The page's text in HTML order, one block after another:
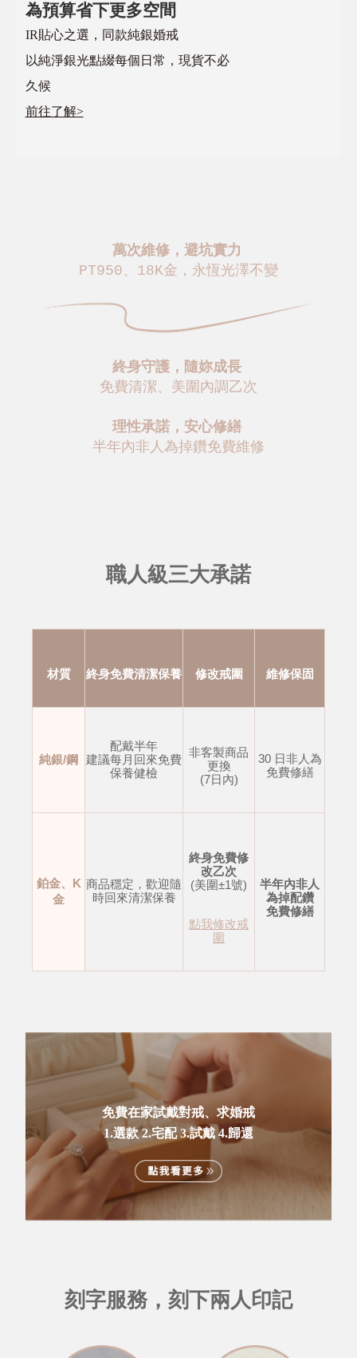
為預算省下更多空間
IR貼心之選，同款純銀婚戒
以純淨銀光點綴每個日常，現貨不必
久候
前往了解>
萬次維修，避坑實力
PT950、18K金，永恆光澤不變
終身守護，隨妳成長
免費清潔、美圍內調乙次
理性承諾，安心修繕
半年內非人為掉鑽免費維修
職人級三大承諾
材質 終身免費清潔保養 修改戒圍 維修保固
純銀/鋼
配戴半年
建議每月回來免費
保養健檢
非客製商品
更換
(7日內)
30 日非人為
免費修繕
鉑金、K
金
商品穩定，歡迎隨
時回來清潔保養
終身免費修
改乙次
(美圍±1號)
點我修改戒
圍
半年內非人
為掉配鑽
免費修繕
免費在家試戴對戒、求婚戒
1.選款 2.宅配 3.試戴 4.歸還
刻字服務，刻下兩人印記